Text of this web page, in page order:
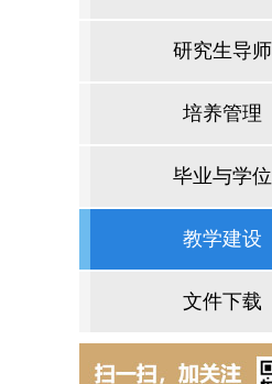
研究生导师
培养管理
毕业与学位
教学建设
文件下载